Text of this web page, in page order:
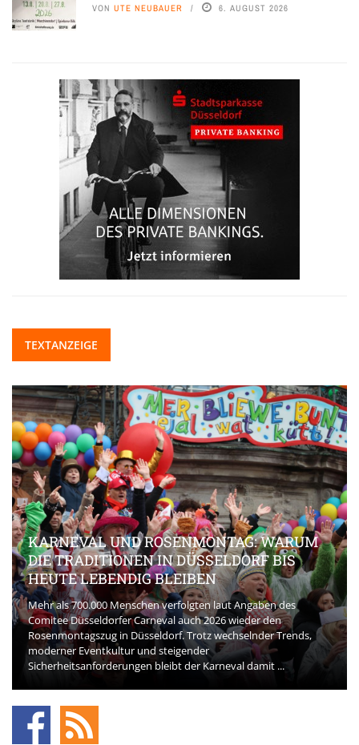
VON UTE NEUBAUER 6. AUGUST 2026
TEXTANZEIGE
KARNEVAL UND ROSENMONTAG: WARUM
DIE TRADITIONEN IN DÜSSELDORF BIS
HEUTE LEBENDIG BLEIBEN
Mehr als 700.000 Menschen verfolgten laut Angaben des
Comitee Düsseldorfer Carneval auch 2026 wieder den
Rosenmontagszug in Düsseldorf. Trotz wechselnder Trends,
moderner Eventkultur und steigender
Sicherheitsanforderungen bleibt der Karneval damit ...